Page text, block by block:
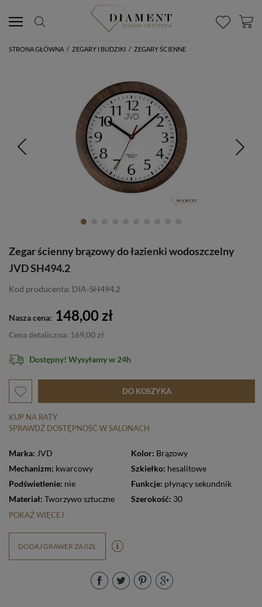
STRONA GŁÓWNA / ZEGARY I BUDZIKI / ZEGARY ŚCIENNE
Zegar ścienny brązowy do łazienki wodoszczelny
JVD SH494.2
Kod producenta: DIA-SH494.2
Nasza cena: 148,00 zł
Cena detaliczna: 169,00 zł
Dostępny! Wysyłamy w 24h
DO KOSZYKA
KUP NA RATY
SPRAWDŹ DOSTĘPNOŚĆ W SALONACH
Marka: JVD Kolor: Brązowy
Mechanizm: kwarcowy Szkiełko: hesalitowe
Podświetlenie: nie Funkcje: płynący sekundnik
Materiał: Tworzywo sztuczne Szerokość: 30
POKAŻ WIĘCEJ
DODAJ GRAWER ZA 0ZŁ